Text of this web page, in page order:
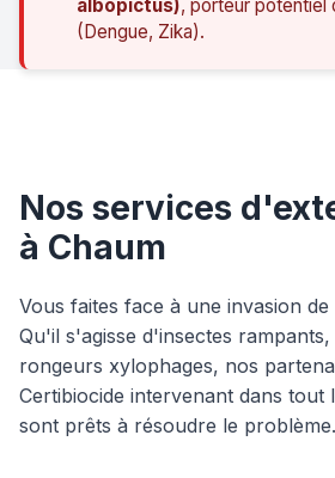
albopictus), porteur potentiel
(Dengue, Zika).
Nos services
à Chaum
Vous faites face à une invasion de
Qu'il s'agisse d'insectes
rongeurs xylophages, nos
Certibiocide intervenant dans tout
sont prêts à résoudre le problème.